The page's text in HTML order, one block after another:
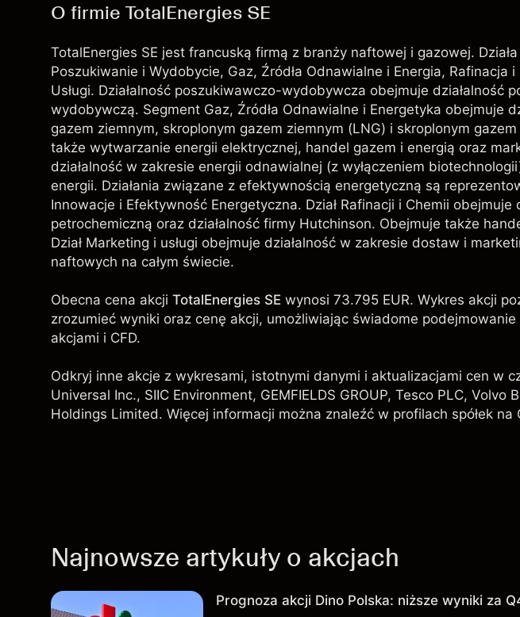
O firmie TotalEnergies SE
TotalEnergies SE jest francuską firmą z branży naftowej i gazowej.
Poszukiwanie i Wydobycie, Gaz, Źródła Odnawialne i Energia, Rafinacja
Usługi. Działalność poszukiwawczo-wydobywcza obejmuje działalność
wydobywczą. Segment Gaz, Źródła Odnawialne i Energetyka obejmuje
gazem ziemnym, skroplonym gazem ziemnym (LNG) i skroplonym
także wytwarzanie energii elektrycznej, handel gazem i energią oraz
działalność w zakresie energii odnawialnej (z wyłączeniem
energii. Działania związane z efektywnością energetyczną są
Innowacje i Efektywność Energetyczna. Dział Rafinacji i Chemii obejmuje
petrochemiczną oraz działalność firmy Hutchinson. Obejmuje także
Dział Marketing i usługi obejmuje działalność w zakresie dostaw i
naftowych na całym świecie.
Obecna cena akcji TotalEnergies SE wynosi 73.795 EUR. Wykres akcji
zrozumieć wyniki oraz cenę akcji, umożliwiając świadome
akcjami i CFD.
Odkryj inne akcje z wykresami, istotnymi danymi i aktualizacjami cen w
Universal Inc., SIIC Environment, GEMFIELDS GROUP, Tesco PLC, Volvo B
Holdings Limited. Więcej informacji można znaleźć w profilach spółek na
Najnowsze artykuły o akcjach
Prognoza akcji Dino Polska: niższe wyniki za